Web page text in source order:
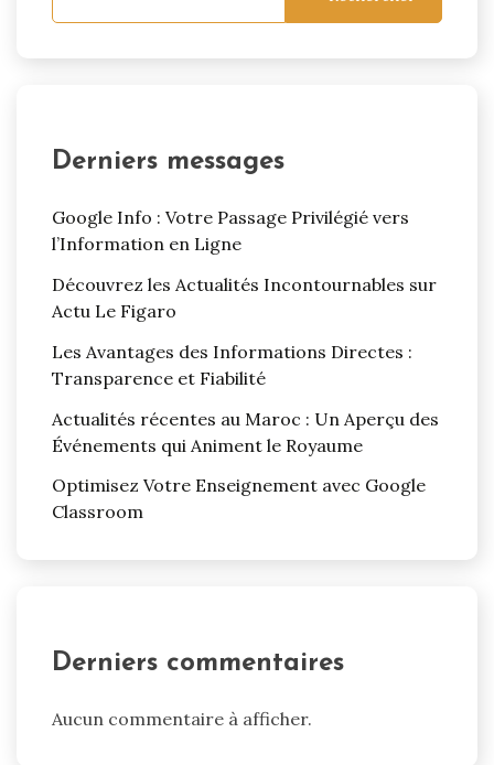
Derniers messages
Google Info : Votre Passage Privilégié vers
l’Information en Ligne
Découvrez les Actualités Incontournables sur
Actu Le Figaro
Les Avantages des Informations Directes :
Transparence et Fiabilité
Actualités récentes au Maroc : Un Aperçu des
Événements qui Animent le Royaume
Optimisez Votre Enseignement avec Google
Classroom
Derniers commentaires
Aucun commentaire à afficher.